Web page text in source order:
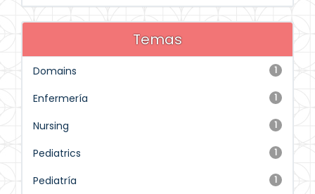
Temas
1
Domains
1
Enfermería
1
Nursing
1
Pediatrics
1
Pediatría